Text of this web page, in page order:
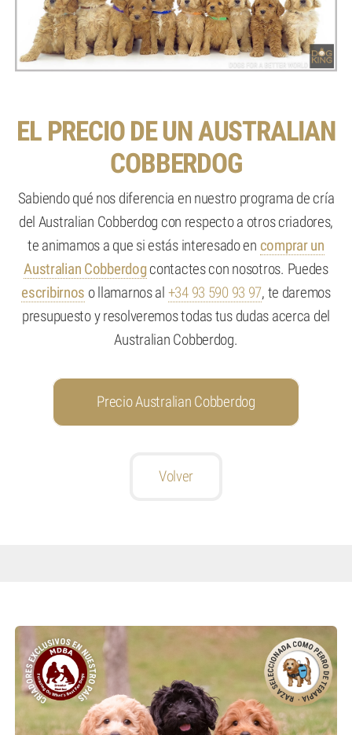
EL PRECIO DE UN AUSTRALIAN
COBBERDOG
Sabiendo qué nos diferencia en nuestro programa de cría
del Australian Cobberdog con respecto a otros criadores,
te animamos a que si estás interesado en comprar un
Australian Cobberdog contactes con nosotros. Puedes
escribirnos o llamarnos al +34 93 590 93 97, te daremos
presupuesto y resolveremos todas tus dudas acerca del
Australian Cobberdog.
Precio Australian Cobberdog
Volver